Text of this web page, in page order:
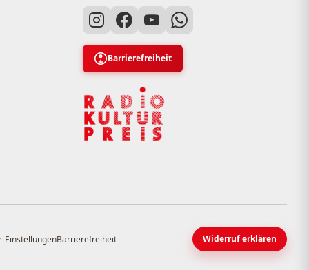
Barrierefreiheit
EinstellungenBarrierefreiheit Widerruf erklären